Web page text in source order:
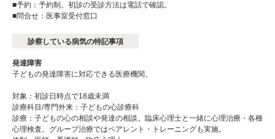
■予約：予約制。初診の受診方法は電話で確認。
■問合せ：医事室受付窓口
診察している病気の特記事項
発達障害
子どもの発達障害に対応できる医療機関。
対象：初診日時点で18歳未満
診療科目/専門外来：子どもの心診療科
診療：子どもの心の相談や発達の相談。臨床心理士と一緒に心理治療・各種
心理検査。グループ治療ではペアレント・トレーニングも実施。